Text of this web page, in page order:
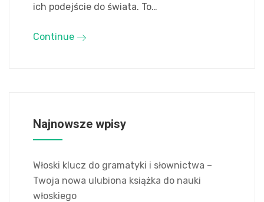
ich podejście do świata. To…
Continue
Najnowsze wpisy
Włoski klucz do gramatyki i słownictwa –
Twoja nowa ulubiona książka do nauki
włoskiego